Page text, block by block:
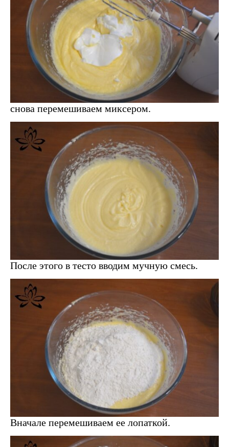
снова перемешиваем миксером.
После этого в тесто вводим мучную смесь.
Вначале перемешиваем ее лопаткой.